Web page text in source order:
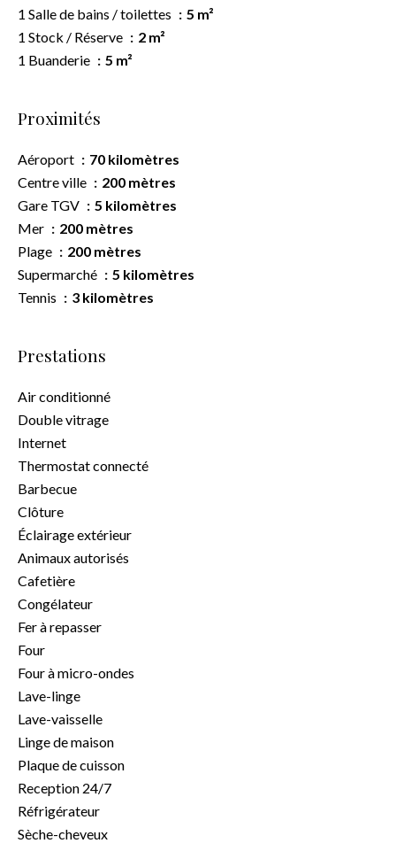
1 Salle de bains / toilettes
5 m²
1 Stock / Réserve
2 m²
1 Buanderie
5 m²
Proximités
Aéroport
70 kilomètres
Centre ville
200 mètres
Gare TGV
5 kilomètres
Mer
200 mètres
Plage
200 mètres
Supermarché
5 kilomètres
Tennis
3 kilomètres
Prestations
Air conditionné
Double vitrage
Internet
Thermostat connecté
Barbecue
Clôture
Éclairage extérieur
Animaux autorisés
Cafetière
Congélateur
Fer à repasser
Four
Four à micro-ondes
Lave-linge
Lave-vaisselle
Linge de maison
Plaque de cuisson
Reception 24/7
Réfrigérateur
Sèche-cheveux